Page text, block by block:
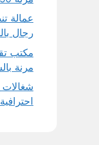
عمالة
رجال بالرياض 30%
مكتب
مرنة
احترافية